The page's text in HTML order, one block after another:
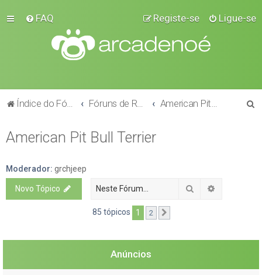
FAQ Ligue-se
Registe-se
Índice do Fórum
American Pit Bull Terrier
Moderador: grchjeep
Novo Tópico Pesquisar
85 tópicos 1 2
Anúncios